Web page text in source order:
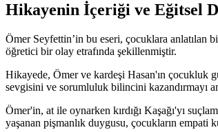
Hikayenin İçeriği ve Eğitsel
Ömer Seyfettin’in bu eseri, çocuklara anlatılan
öğretici bir olay etrafında şekillenmiştir.
Hikayede, Ömer ve kardeşi Hasan'ın çocukluk
sevgisini ve sorumluluk bilincini kazandırmayı
Ömer'in, at ile oynarken kırdığı Kaşağı'yı
yaşanan pişmanlık duygusu, çocukların empati